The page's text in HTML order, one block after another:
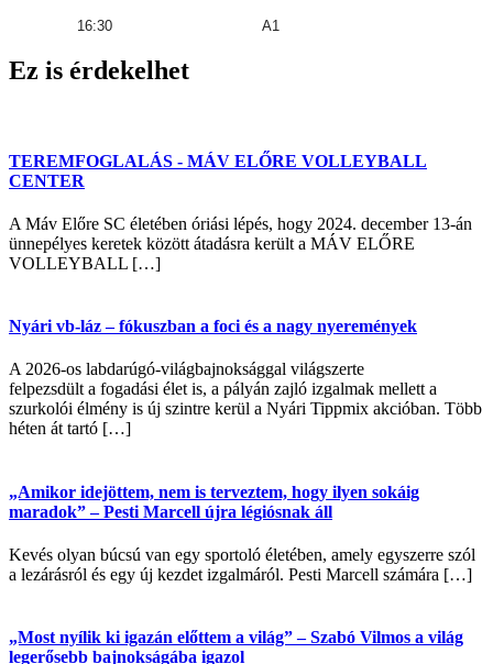
16:30 A1
Ez is érdekelhet
TEREMFOGLALÁS - MÁV ELŐRE VOLLEYBALL
CENTER
A Máv Előre SC életében óriási lépés, hogy 2024. december 13-án
ünnepélyes keretek között átadásra került a MÁV ELŐRE
VOLLEYBALL […]
Nyári vb-láz – fókuszban a foci és a nagy nyeremények
A 2026-os labdarúgó-világbajnoksággal világszerte
felpezsdült a fogadási élet is, a pályán zajló izgalmak mellett a
szurkolói élmény is új szintre kerül a Nyári Tippmix akcióban. Több
héten át tartó […]
„Amikor idejöttem, nem is terveztem, hogy ilyen sokáig
maradok” – Pesti Marcell újra légiósnak áll
Kevés olyan búcsú van egy sportoló életében, amely egyszerre szól
a lezárásról és egy új kezdet izgalmáról. Pesti Marcell számára […]
„Most nyílik ki igazán előttem a világ” – Szabó Vilmos a világ
legerősebb bajnokságába igazol